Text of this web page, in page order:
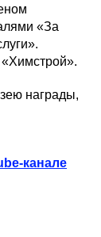
«За
награды,
канале